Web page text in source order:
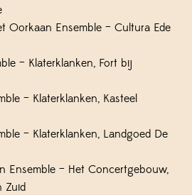
Oorkaan Ensemble – Cultura Ede
– Klaterklanken, Fort bij
– Klaterklanken, Kasteel
– Klaterklanken, Landgoed De
Ensemble – Het Concertgebouw,
Zuid